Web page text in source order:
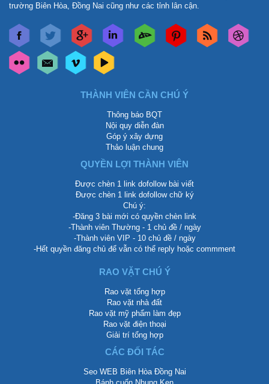
trường Biên Hòa, Đồng Nai cũng như các tỉnh lân cận.
THÀNH VIÊN CẦN CHÚ Ý
Thông báo BQT
Nội quy diễn đàn
Góp ý xây dựng
Thảo luận chung
QUYỀN LỢI THÀNH VIÊN
Được chèn 1 link dofollow bài viết
Được chèn 1 link dofollow chữ ký
Chú ý:
-Đăng 3 bài mới có quyền chèn link
-Thành viên Thường - 1 chủ đề / ngày
-Thành viên VIP - 10 chủ đề / ngày
-Hết quyền đăng chủ để vẫn có thể reply hoặc commment
RAO VẶT CHÚ Ý
Rao vặt tổng hợp
Rao vặt nhà đất
Rao vặt mỹ phẩm làm đẹp
Rao vặt điện thoại
Giải trí tổng hợp
CÁC ĐỐI TÁC
Seo WEB Biên Hòa Đồng Nai